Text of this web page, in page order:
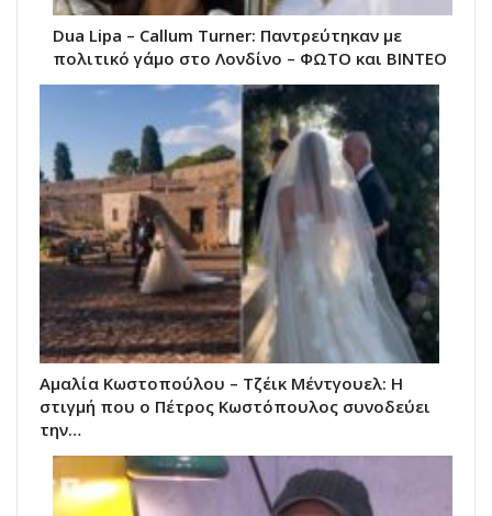
Dua Lipa – Callum Turner: Παντρεύτηκαν με
πολιτικό γάμο στο Λονδίνο – ΦΩΤΟ και ΒΙΝΤΕΟ
Αμαλία Κωστοπούλου – Τζέικ Μέντγουελ: Η
στιγμή που ο Πέτρος Κωστόπουλος συνοδεύει
την…